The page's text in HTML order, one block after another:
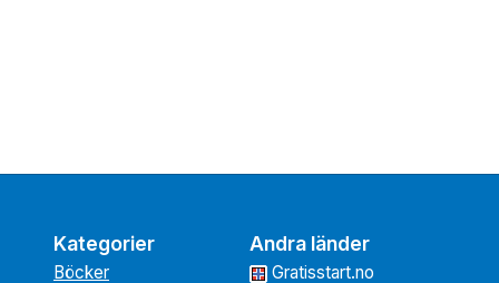
Kategorier
Böcker
Andra länder
Gratisstart.no